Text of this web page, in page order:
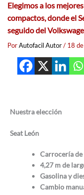
Elegimos a los
compactos, donde el
seguido del
PorAutofacil Autor/ 18
Nuestra elección
Seat León
Carrocería
4,27 m de
Gasolina y
Cambio